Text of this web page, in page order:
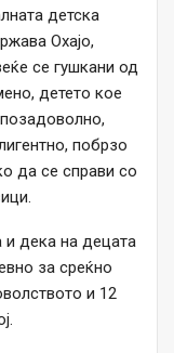
детска
Охајо,
се гушкани од
детето кое
побрзо
да се справи со
дека на децата
за среќно
и 12